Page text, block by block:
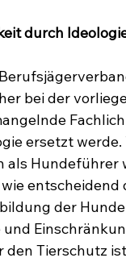
durch
bei der
ersetzt werde.
als Hundeführer
entscheidend
der
den Tierschutz